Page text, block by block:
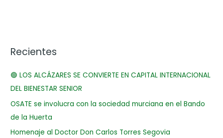
Recientes
🟢 LOS ALCÁZARES SE CONVIERTE EN CAPITAL INTERNACIONAL
DEL BIENESTAR SENIOR
OSATE se involucra con la sociedad murciana en el Bando
de la Huerta
Homenaje al Doctor Don Carlos Torres Segovia